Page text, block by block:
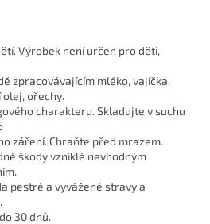
Výrobek není určen pro děti,
zpracovávajícím mléko, vajíčka,
olej, ořechy.
charakteru. Skladujte v suchu
záření. Chraňte před mrazem.
škody vzniklé nevhodným
pestré a vyvážené stravy a
30 dnů.